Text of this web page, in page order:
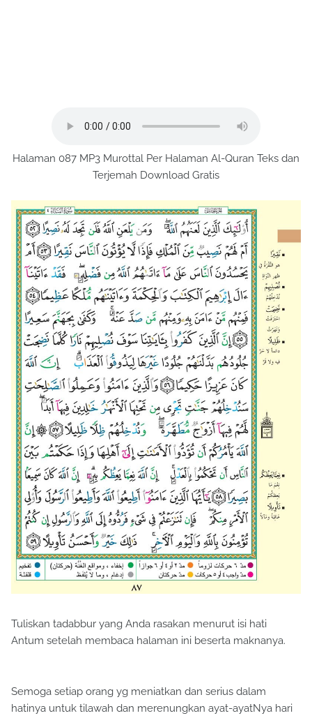
Halaman 087 MP3 Murottal Per Halaman Al-Quran Teks dan
Terjemah Download Gratis
Tuliskan tadabbur yang Anda rasakan menurut isi hati
Antum setelah membaca halaman ini beserta maknanya.
Semoga setiap orang yg meniatkan dan serius dalam
hatinya untuk tilawah dan merenungkan ayat-ayatNya hari